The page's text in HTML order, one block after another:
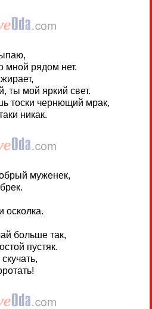
мной рядом нет.
ты мой яркий свет.
тоски чернющий мрак,
никак.
муженек,
осколка.
больше так,
пустяк.